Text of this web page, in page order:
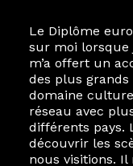
Le Diplôme
sur moi lorsque
m’a offert un
des plus grands
domaine
réseau avec
différents pays.
découvrir les
nous visitions. Il